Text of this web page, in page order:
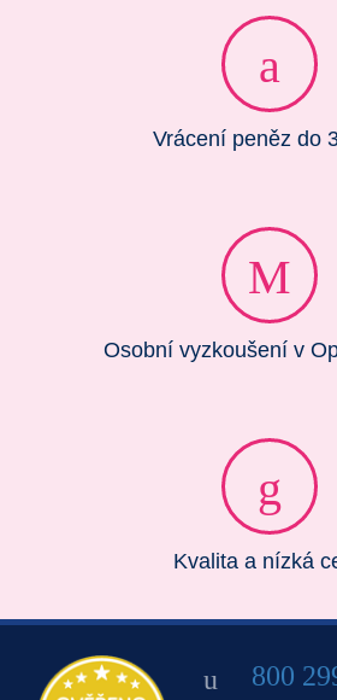
Vrácení peněz do
Osobní vyzkoušení v
Kvalita a nízká
800